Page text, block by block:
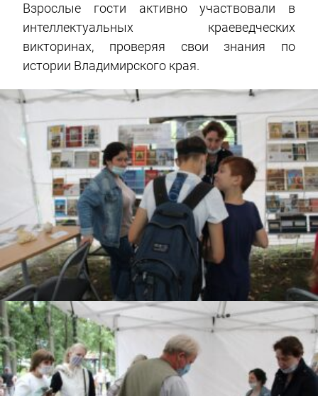
Взрослые гости активно участвовали в
интеллектуальных краеведческих
викторинах, проверяя свои знания по
истории Владимирского края.